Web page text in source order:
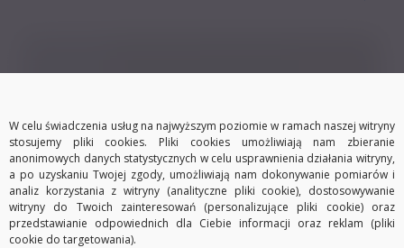
W celu świadczenia usług na najwyższym poziomie w ramach naszej witryny
stosujemy pliki cookies. Pliki cookies umożliwiają nam zbieranie
anonimowych danych statystycznych w celu usprawnienia działania witryny,
a po uzyskaniu Twojej zgody, umożliwiają nam dokonywanie pomiarów i
analiz korzystania z witryny (analityczne pliki cookie), dostosowywanie
witryny do Twoich zainteresowań (personalizujące pliki cookie) oraz
przedstawianie odpowiednich dla Ciebie informacji oraz reklam (pliki
cookie do targetowania).